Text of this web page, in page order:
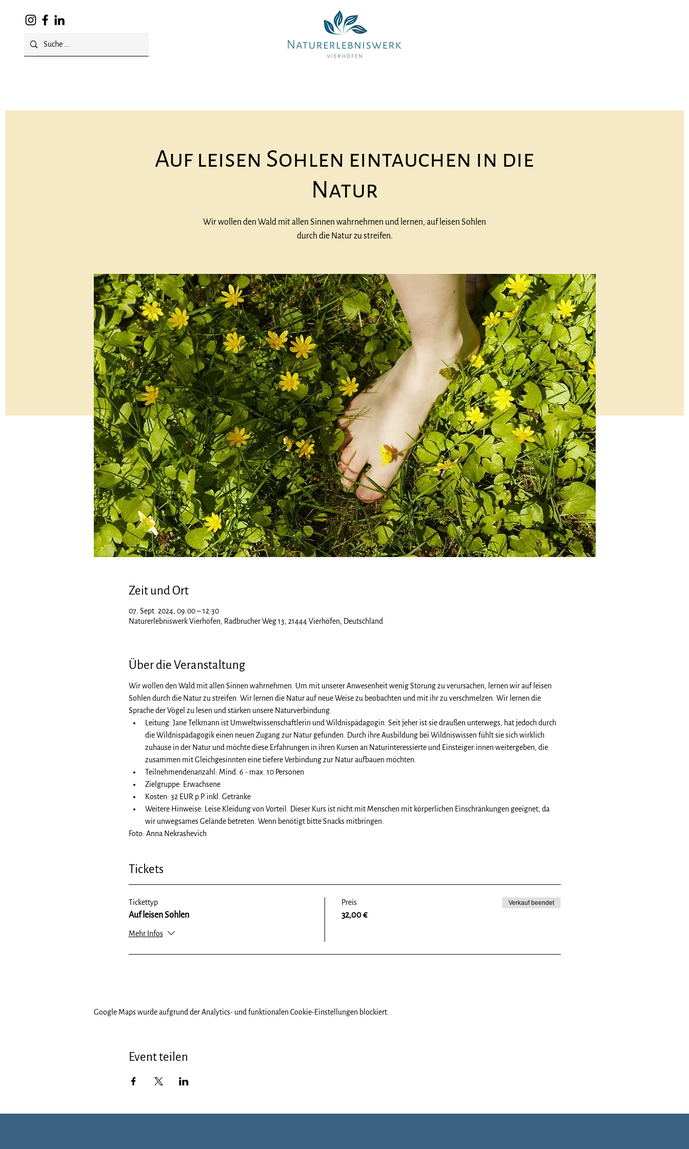
Auf leisen Sohlen eintauchen in die
Natur
Wir wollen den Wald mit allen Sinnen wahrnehmen und lernen, auf leisen Sohlen
durch die Natur zu streifen.
Zeit und Ort
07. Sept. 2024, 09:00 – 12:30
Naturerlebniswerk Vierhöfen, Radbrucher Weg 13, 21444 Vierhöfen, Deutschland
Über die Veranstaltung
Wir wollen den Wald mit allen Sinnen wahrnehmen. Um mit unserer Anwesenheit wenig Störung zu verursachen, lernen wir auf leisen
Sohlen durch die Natur zu streifen. Wir lernen die Natur auf neue Weise zu beobachten und mit ihr zu verschmelzen. Wir lernen die
Sprache der Vögel zu lesen und stärken unsere Naturverbindung.
Leitung: Jane Telkmann ist Umweltwissenschaftlerin und Wildnispädagogin. Seit jeher ist sie draußen unterwegs, hat jedoch durch
die Wildnispädagogik einen neuen Zugang zur Natur gefunden. Durch ihre Ausbildung bei Wildniswissen fühlt sie sich wirklich
zuhause in der Natur und möchte diese Erfahrungen in ihren Kursen an Naturinteressierte und Einsteiger:innen weitergeben, die
zusammen mit Gleichgesinnten eine tiefere Verbindung zur Natur aufbauen möchten.
Teilnehmendenanzahl: Mind. 6 - max. 10 Personen
Zielgruppe: Erwachsene
Kosten: 32 EUR p.P. inkl. Getränke
Weitere Hinweise: Leise Kleidung von Vorteil. Dieser Kurs ist nicht mit Menschen mit körperlichen Einschränkungen geeignet, da
wir unwegsames Gelände betreten. Wenn benötigt bitte Snacks mitbringen.
Foto: Anna Nekrashevich
Tickets
Tickettyp
Auf leisen Sohlen
Mehr Infos
Preis
32,00 €
Verkauf beendet
Google Maps wurde aufgrund der Analytics- und funktionalen Cookie-Einstellungen blockiert.
Event teilen